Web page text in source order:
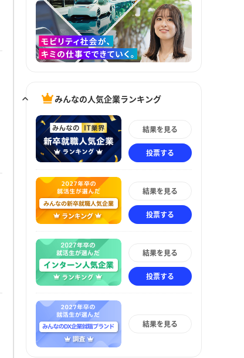
みんなの人気企業ランキング
結果を見る
投票する
結果を見る
投票する
結果を見る
投票する
結果を見る